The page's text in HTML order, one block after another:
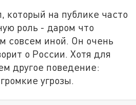
который на публике часто
роль - даром что
совсем иной. Он очень
о России. Хотя для
другое поведение:
угрозы.